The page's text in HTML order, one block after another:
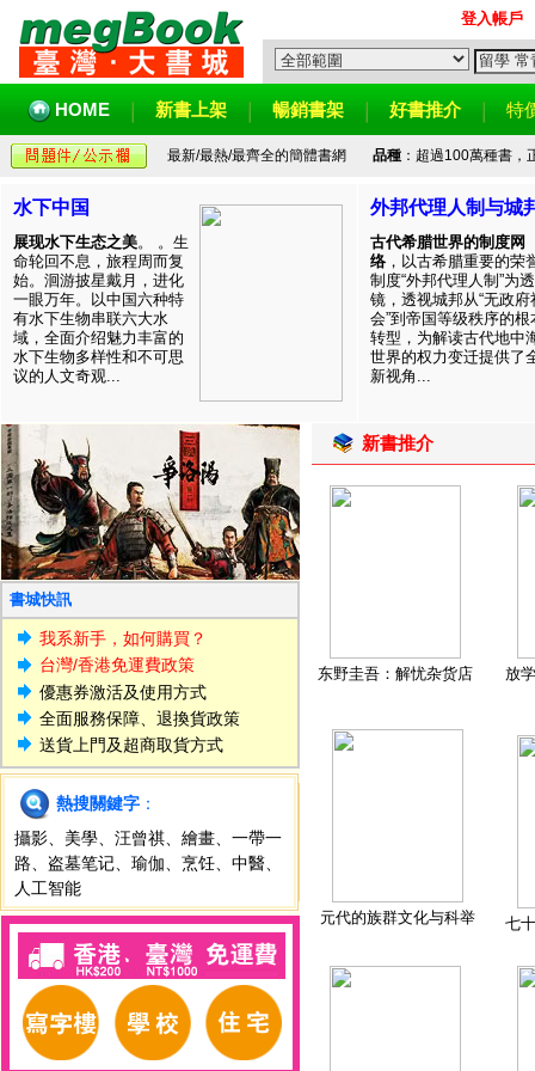
登入帳戶
HOME 新書上架 暢銷書架 好書推介 特
最新/最熱/最齊全的簡體書網 品種：超過100萬種書，
水下中国
展现水下生态之美。 。生
命轮回不息，旅程周而复
始。洄游披星戴月，进化
一眼万年。以中国六种特
有水下生物串联六大水
域，全面介绍魅力丰富的
水下生物多样性和不可思
议的人文奇观...
外邦代理人制与城
古代希腊世界的制度网
络 ，以古希腊重要的荣
制度“外邦代理人制”为透
镜，透视城邦从“无政府
会”到帝国等级秩序的根
转型，为解读古代地中
世界的权力变迁提供了
新视角...
書城快訊
我系新手，如何購買？
台灣/香港免運費政策
優惠券激活及使用方式
全面服務保障、退換貨政策
送貨上門及超商取貨方式
熱搜關鍵字 ：
攝影
美學 汪曾祺 繪畫
一帶一
路
盗墓笔记 瑜伽 烹饪 中醫
人工智能
新書推介
东野圭吾：解忧杂货店 放
元代的族群文化与科举 七